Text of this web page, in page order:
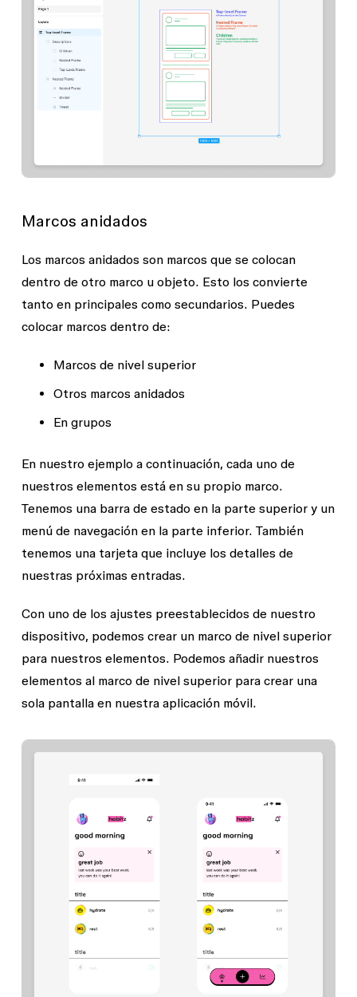
Marcos anidados
Los marcos anidados son marcos que se colocan
dentro de otro marco u objeto. Esto los convierte
tanto en principales como secundarios. Puedes
colocar marcos dentro de:
Marcos de nivel superior
Otros marcos anidados
En grupos
En nuestro ejemplo a continuación, cada uno de
nuestros elementos está en su propio marco.
Tenemos una barra de estado en la parte superior y un
menú de navegación en la parte inferior. También
tenemos una tarjeta que incluye los detalles de
nuestras próximas entradas.
Con uno de los ajustes preestablecidos de nuestro
dispositivo, podemos crear un marco de nivel superior
para nuestros elementos. Podemos añadir nuestros
elementos al marco de nivel superior para crear una
sola pantalla en nuestra aplicación móvil.